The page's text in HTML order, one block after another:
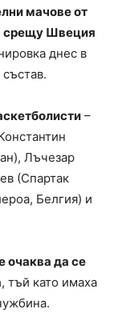
мачове от
срещу Швеция
днес в
–
Лъчезар
(Спартак
Белгия) и
очаква да се
, тъй като имаха